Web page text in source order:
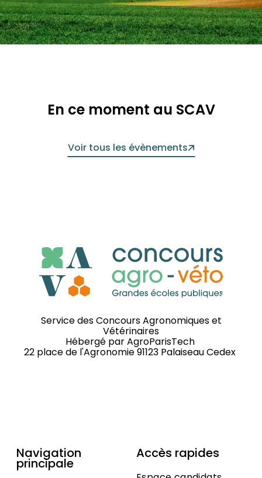
En ce moment au SCAV
Voir tous les évènements
Service des Concours Agronomiques et
Vétérinaires
Hébergé parAgroParisTech
22 place de l'Agronomie 91123 Palaiseau Cedex
Navigation
principale
Accès rapides